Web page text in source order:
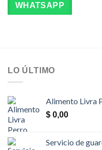
WHATSAPP
LO ÚLTIMO
Alimento Livra
$ 0,00
Servicio de